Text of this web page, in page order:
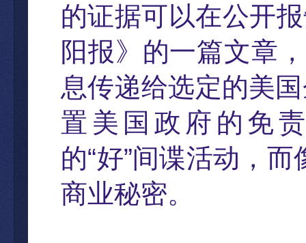
的证据可以在公开
阳报》的一篇文章 ，
息传递给选定的美
置美国政府的免
的“好”间谍活动 ， 而
商业秘密。